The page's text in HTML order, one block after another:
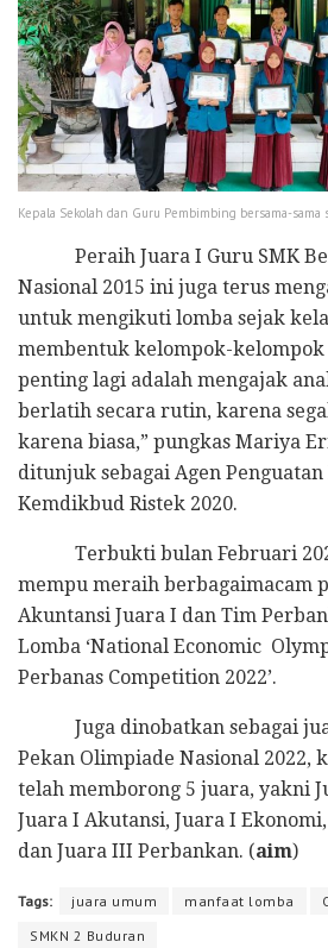
Kepala Sekolah dan Guru Pembimbing bersama-sama
Peraih Juara I Guru SMK
Nasional 2015 ini juga terus
untuk mengikuti lomba sejak
membentuk kelompok-kelompok
penting lagi adalah mengajak
berlatih secara rutin, karena
karena biasa,” pungkas Mariya
ditunjuk sebagai Agen
Kemdikbud Ristek 2020.
Terbukti bulan Februari
mempu meraih berbagaimacam
Akuntansi Juara I dan Tim
Lomba ‘National Economic
Perbanas Competition 2022’.
Juga dinobatkan sebagai
Pekan Olimpiade Nasional 2022,
telah memborong 5 juara, yakni
Juara I Akutansi, Juara I
dan Juara III Perbankan. (aim)
Tags: juara umum manfaat lomba
SMKN 2 Buduran